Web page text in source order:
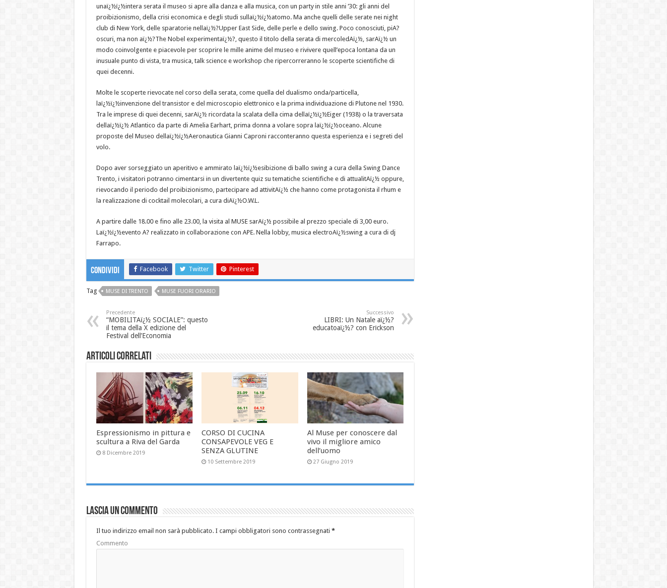
unaï¿½ï¿½intera serata il museo si apre alla danza e alla musica, con un party in stile anni ’30: gli anni del
proibizionismo, della crisi economica e degli studi sullaï¿½ï¿½atomo. Ma anche quelli delle serate nei night
club di New York, delle sparatorie nellaï¿½?Upper East Side, delle perle e dello swing. Poco conosciuti, piA?
oscuri, ma non aï¿½?The Nobel experimentaï¿½?, questo il titolo della serata di mercoledAï¿½, sarAï¿½ un
modo coinvolgente e piacevole per scoprire le mille anime del museo e rivivere quell’epoca lontana da un
inusuale punto di vista, tra musica, talk science e workshop che ripercorreranno le scoperte scientifiche di
quei decenni.
Molte le scoperte rievocate nel corso della serata, come quella del dualismo onda/particella,
laï¿½ï¿½invenzione del transistor e del microscopio elettronico e la prima individuazione di Plutone nel 1930.
Tra le imprese di quei decenni, sarAï¿½ ricordata la scalata della cima dellaï¿½ï¿½Eiger (1938) o la traversata
dellaï¿½ï¿½ Atlantico da parte di Amelia Earhart, prima donna a volare sopra laï¿½ï¿½oceano. Alcune
proposte del Museo dellaï¿½ï¿½Aeronautica Gianni Caproni racconteranno questa esperienza e i segreti del
volo.
Dopo aver sorseggiato un aperitivo e ammirato laï¿½ï¿½esibizione di ballo swing a cura della Swing Dance
Trento, i visitatori potranno cimentarsi in un divertente quiz su tematiche scientifiche e di attualitAï¿½ oppure,
rievocando il periodo del proibizionismo, partecipare ad attivitAï¿½ che hanno come protagonista il rhum e
la realizzazione di cocktail molecolari, a cura diAï¿½O.W.L.
A partire dalle 18.00 e fino alle 23.00, la visita al MUSE sarAï¿½ possibile al prezzo speciale di 3,00 euro.
Laï¿½ï¿½evento A? realizzato in collaborazione con APE. Nella lobby, musica electroAï¿½swing a cura di dj
Farrapo.
Condividi Facebook Twitter Pinterest
Tag MUSE DI TRENTO MUSE FUORI ORARIO
Precedente
“MOBILITAï¿½ SOCIALE”: questo
il tema della X edizione del
Festival dell’Economia
Successivo
LIBRI: Un Natale aï¿½?
educatoaï¿½? con Erickson
Articoli correlati
Espressionismo in pittura e
scultura a Riva del Garda
8 Dicembre 2019
CORSO DI CUCINA
CONSAPEVOLE VEG E
SENZA GLUTINE
10 Settembre 2019
Al Muse per conoscere dal
vivo il migliore amico
dell’uomo
27 Giugno 2019
Lascia un commento
Il tuo indirizzo email non sarà pubblicato.I campi obbligatori sono contrassegnati *
Commento